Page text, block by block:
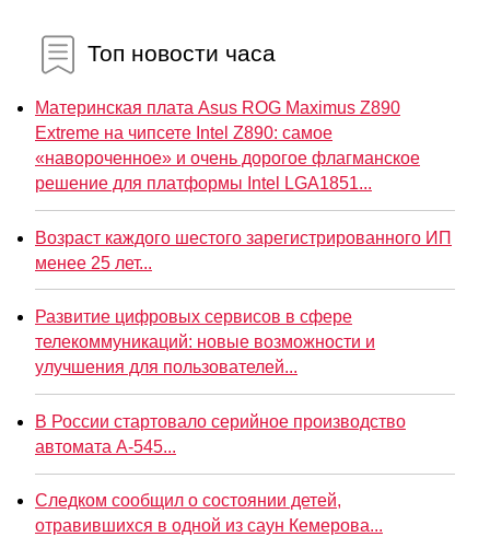
Топ новости часа
Материнская плата Asus ROG Maximus Z890
Extreme на чипсете Intel Z890: самое
«навороченное» и очень дорогое флагманское
решение для платформы Intel LGA1851...
Возраст каждого шестого зарегистрированного ИП
менее 25 лет...
Развитие цифровых сервисов в сфере
телекоммуникаций: новые возможности и
улучшения для пользователей...
В России стартовало серийное производство
автомата А-545...
Следком сообщил о состоянии детей,
отравившихся в одной из саун Кемерова...